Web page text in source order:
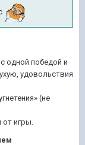
одной победой и
удовольствия
(не
игры.